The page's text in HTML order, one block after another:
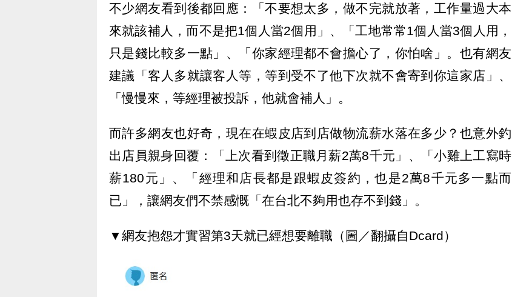
不少網友看到後都回應：「不要想太多，做不完就放著，工作量過大本
來就該補人，而不是把1個人當2個用」、「工地常常1個人當3個人用，
只是錢比較多一點」、「你家經理都不會擔心了，你怕啥」。也有網友
建議「客人多就讓客人等，等到受不了他下次就不會寄到你這家店」、
「慢慢來，等經理被投訴，他就會補人」。
而許多網友也好奇，現在在蝦皮店到店做物流薪水落在多少？也意外釣
出店員親身回覆：「上次看到徵正職月薪2萬8千元」、「小雞上工寫時
薪180元」、「經理和店長都是跟蝦皮簽約，也是2萬8千元多一點而
已」，讓網友們不禁感慨「在台北不夠用也存不到錢」。
▼網友抱怨才實習第3天就已經想要離職（圖／翻攝自Dcard）